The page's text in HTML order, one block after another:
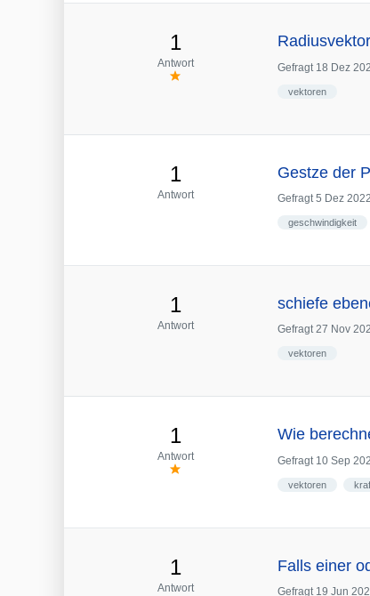
1
Antwort Gefragt 18 Dez
vektoren
1
Antwort
Gestze der
Gefragt 5 Dez 2022
geschwindigkeit
1
Antwort
schiefe
Gefragt 27 Nov
vektoren
1
Antwort
Wie
Gefragt 10 Sep
vektoren
1
Antwort
Falls einer
Gefragt 19 Jun